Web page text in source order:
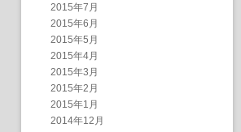
2015年7月
2015年6月
2015年5月
2015年4月
2015年3月
2015年2月
2015年1月
2014年12月